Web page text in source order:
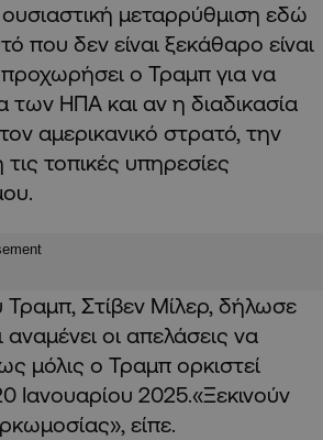
μεταρρύθμιση εδώ
που δεν είναι ξεκάθαρο είναι
ο Τραμπ για να
των ΗΠΑ και αν η διαδικασία
αμερικανικό στρατό, την
τοπικές υπηρεσίες
Στίβεν Μίλερ, δήλωσε
οι απελάσεις να
μόλις ο Τραμπ ορκιστεί
Ιανουαρίου 2025.«Ξεκινούν
είπε.